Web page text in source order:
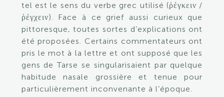
tel est le sens du verbe grec utilisé (ῥέγκειν /
ῥέγχειν). Face à ce grief aussi curieux que
pittoresque, toutes sortes d’explications ont
été proposées. Certains commentateurs ont
pris le mot à la lettre et ont supposé que les
gens de Tarse se singularisaient par quelque
habitude nasale grossière et tenue pour
particulièrement inconvenante à l’époque.